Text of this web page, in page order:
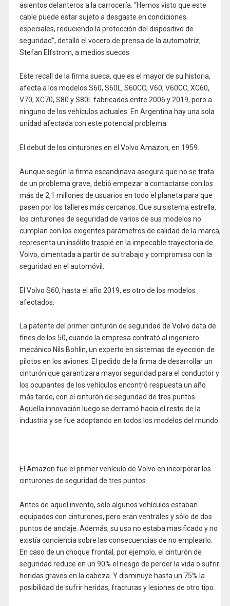
asientos delanteros a la carrocería. “Hemos visto que este
cable puede estar sujeto a desgaste en condiciones
especiales, reduciendo la protección del dispositivo de
seguridad”, detalló el vocero de prensa de la automotriz,
Stefan Elfstrom, a medios suecos.
Este recall de la firma sueca, que es el mayor de su historia,
afecta a los modelos S60, S60L, S60CC, V60, V60CC, XC60,
V70, XC70, S80 y S80L fabricados entre 2006 y 2019, pero a
ninguno de los vehículos actuales. En Argentina hay una sola
unidad afectada con este potencial problema.
El debut de los cinturones en el Volvo Amazon, en 1959.
Aunque según la firma escandinava asegura que no se trata
de un problema grave, debió empezar a contactarse con los
más de 2,1 millones de usuarios en todo el planeta para que
pasen por los talleres más cercanos. Que su sistema estrella,
los cinturones de seguridad de varios de sus modelos no
cumplan con los exigentes parámetros de calidad de la marca,
representa un insólito traspié en la impecable trayectoria de
Volvo, cimentada a partir de su trabajo y compromiso con la
seguridad en el automóvil.
El Volvo S60, hasta el año 2019, es otro de los modelos
afectados.
La patente del primer cinturón de seguridad de Volvo data de
fines de los 50, cuando la empresa contrató al ingeniero
mecánico Nils Bohlin, un experto en sistemas de eyección de
pilotos en los aviones. El pedido de la firma de desarrollar un
cinturón que garantizara mayor seguridad para el conductor y
los ocupantes de los vehículos encontró respuesta un año
más tarde, con el cinturón de seguridad de tres puntos.
Aquella innovación luego se derramó hacia el resto de la
industria y se fue adoptando en todos los modelos del mundo.
El Amazon fue el primer vehículo de Volvo en incorporar los
cinturones de seguridad de tres puntos.
Antes de aquel invento, sólo algunos vehículos estaban
equipados con cinturones, pero eran ventrales y sólo de dos
puntos de anclaje. Además, su uso no estaba masificado y no
existía conciencia sobre las consecuencias de no emplearlo.
En caso de un choque frontal, por ejemplo, el cinturón de
seguridad reduce en un 90% el riesgo de perder la vida o sufrir
heridas graves en la cabeza. Y disminuye hasta un 75% la
posibilidad de sufrir heridas, fracturas y lesiones de otro tipo.